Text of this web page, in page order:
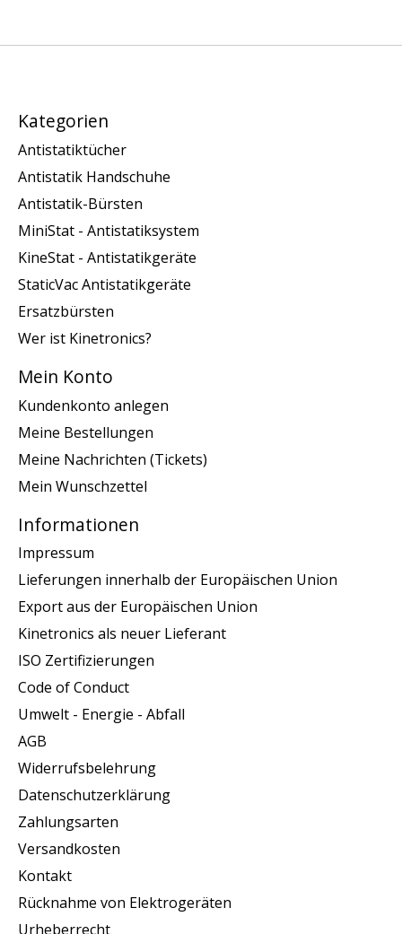
Kategorien
Antistatiktücher
Antistatik Handschuhe
Antistatik-Bürsten
MiniStat - Antistatiksystem
KineStat - Antistatikgeräte
StaticVac Antistatikgeräte
Ersatzbürsten
Wer ist Kinetronics?
Mein Konto
Kundenkonto anlegen
Meine Bestellungen
Meine Nachrichten (Tickets)
Mein Wunschzettel
Informationen
Impressum
Lieferungen innerhalb der Europäischen Union
Export aus der Europäischen Union
Kinetronics als neuer Lieferant
ISO Zertifizierungen
Code of Conduct
Umwelt - Energie - Abfall
AGB
Widerrufsbelehrung
Datenschutzerklärung
Zahlungsarten
Versandkosten
Kontakt
Rücknahme von Elektrogeräten
Urheberrecht